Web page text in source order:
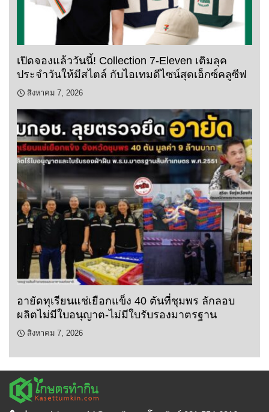
เปิดจองแล้ววันนี้! Collection 7-Eleven เติมลุค
ประจำวันให้มีสไตล์ กับไอเทมดีไซน์สุดเอ็กซ์คลูซีฟ
สิงหาคม 7, 2026
อายัดทุเรียนแช่เยือกแข็ง 40 ตันที่ชุมพร ลักลอบ
ผลิตไม่มีใบอนุญาต-ไม่มีใบรับรองมาตรฐาน
สิงหาคม 7, 2026